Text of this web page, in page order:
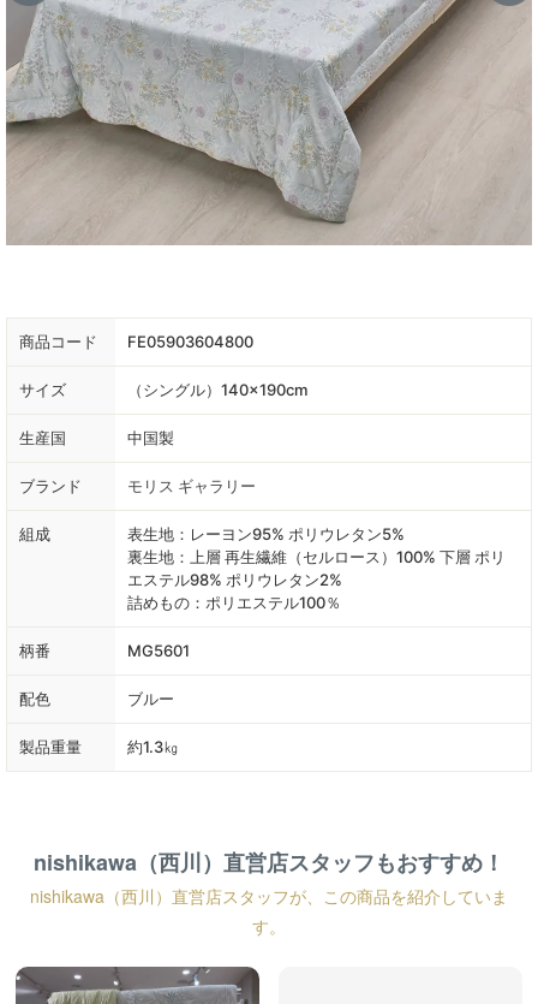
商品コード FE05903604800
サイズ （シングル）140×190cm
生産国 中国製
ブランド モリス ギャラリー
組成
表生地：レーヨン95% ポリウレタン5%
裏生地：上層 再生繊維（セルロース）100% 下層 ポリ
エステル98% ポリウレタン2%
詰めもの：ポリエステル100％
柄番 MG5601
配色 ブルー
製品重量 約1.3㎏
nishikawa（西川）直営店スタッフもおすすめ！
nishikawa（西川）直営店スタッフが、この商品を紹介していま
す。